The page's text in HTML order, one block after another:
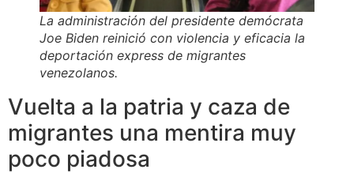
La administración del presidente demócrata
Joe Biden reinició con violencia y eficacia la
deportación express de migrantes
venezolanos.
Vuelta a la patria y caza de
migrantes una mentira muy
poco piadosa